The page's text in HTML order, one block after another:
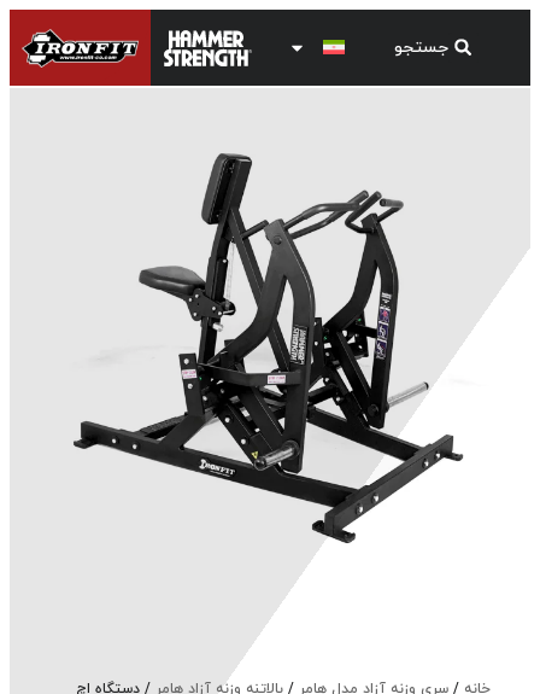
خانه / سری وزنه آزاد مدل هامر / بالاتنه وزنه آزاد هامر / دستگاه اچ